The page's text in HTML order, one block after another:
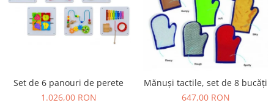
Dezvoltare vestibulara
Echilibru
Motricitate fina
Motricitate grosiera
Set de 6 panouri de perete
1.026,00 RON
Mănuși tactile, set de 8 bucăți
647,00 RON